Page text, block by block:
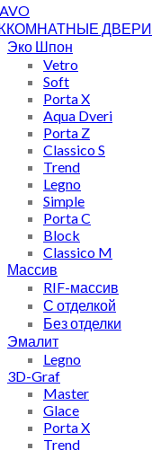
ДВЕРИ
Эко Шпон
Vetro
Soft
Porta X
Aqua Dveri
Porta Z
Classico S
Trend
Legno
Simple
Porta C
Block
Classico M
Массив
RIF-массив
С отделкой
Без отделки
Эмалит
Legno
3D-Graf
Master
Glace
Porta X
Trend